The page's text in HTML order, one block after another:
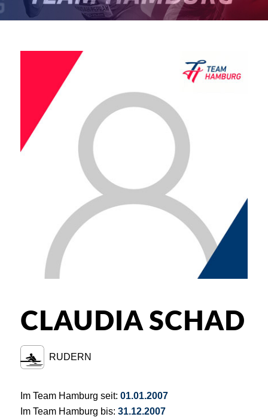
CLAUDIA SCHAD
RUDERN
Im Team Hamburg seit: 01.01.2007
Im Team Hamburg bis: 31.12.2007